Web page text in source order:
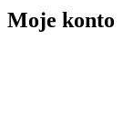
Moje konto